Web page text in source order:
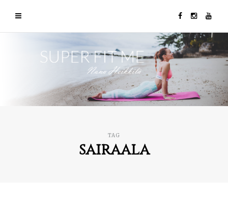
TAG
sairaala